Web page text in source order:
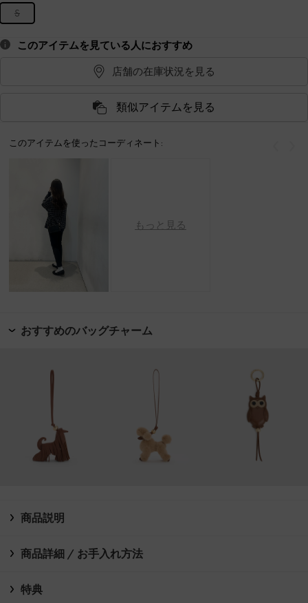
S
このアイテムを見ている人におすすめ
店舗の在庫状況を見る
類似アイテムを見る
このアイテムを使ったコーディネート:
もっと見る
おすすめのバッグチャーム
商品説明
商品詳細 / お手入れ方法
特典